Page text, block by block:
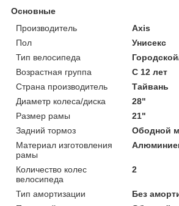
Основные
Производитель
Axis
Пол
Унисекс
Тип велосипеда
Возрастная группа
С 12 лет
Страна производитель
Тайвань
Диаметр колеса/диска
28"
Размер рамы
21"
Задний тормоз
Ободной
Материал изготовления
рамы
Количество колес
велосипеда
2
Тип амортизации
Без